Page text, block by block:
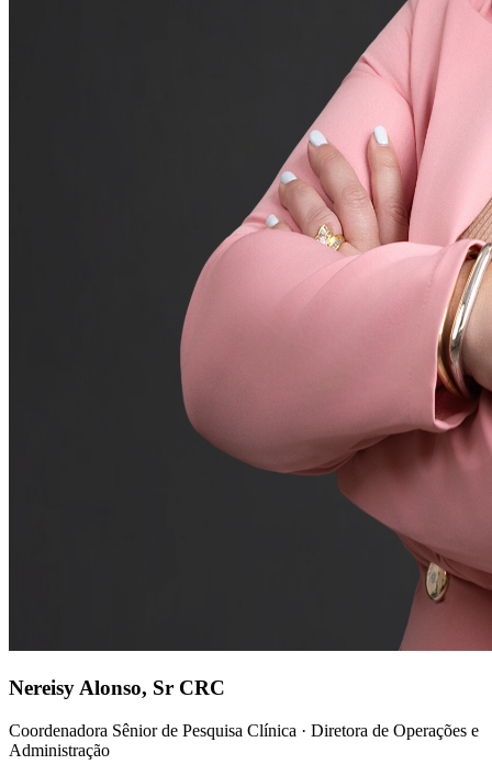
Nereisy Alonso, Sr CRC
Coordenadora Sênior de Pesquisa Clínica · Diretora de Operações e
Administração